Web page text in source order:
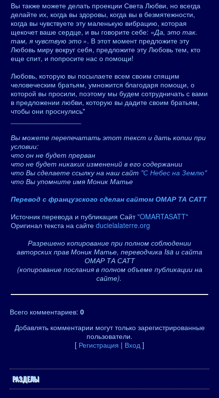
Вы также можете делать проекции Света Любви, но всегда
делайте их, когда вы здоровы, когда вы в безмятежности,
когда вы чувствуете эту маленькую вибрацию, которая
щекочет ваше сердце, и вы говорите себе: «Да, это так.
там, я чувствую это ». В этот момент предложите эту
Любовь миру вокруг себя, предложите эту Любовь тем, кто
еще спит, и попросите нас о помощи!
Любовь, которую вы посылаете всем своим спящим
человеческим братьям, умножится благодаря помощи, о
которой вы просили, поэтому мы будем сотрудничать с вами
в предложении любви, которую вы дадите своим братьям,
чтобы они проснулись"
Вы можете перепечатать этот текст и дать копии при
условии:
что он не будет прерван
что не будет никаких изменений в его содержании
что Вы сделаете ссылку на наш сайт "С Небес на Землю"
что Вы упомните имя Моник Матье
Перевод с французского сделан сайтом ОМАР ТА САТТ
Источник перевода и публикация Сайт"OMARTASATT"
Оригинал текста на сайте ducielalaterre.org
Разрешено копирование при полном соблюдении
авторских прав Моник Матье, переводчика Isa и сайта
ОМАР ТА САТТ
(копирование послания в полном объеме публикации на
сайте).
Всего комментариев: 0
Добавлять комментарии могут только зарегистрированные
пользователи.
[ Регистрация | Вход ]
РАЗДЕЛЫ